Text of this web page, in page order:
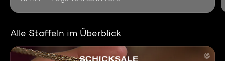
Alle Staffeln im Überblick